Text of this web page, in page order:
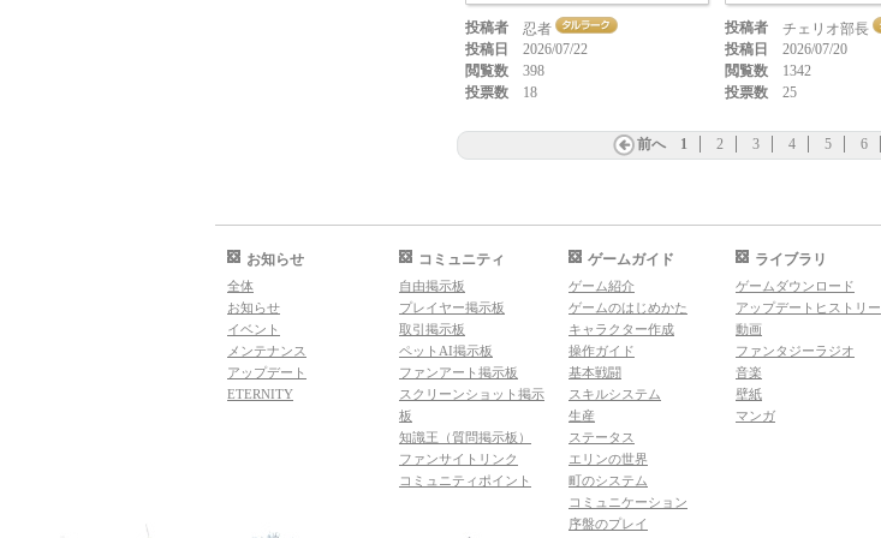
投稿者
忍者
投稿日
2026/07/22
閲覧数
398
投票数
18
投稿者
チェリオ部長
投稿日
2026/07/20
閲覧数
1342
投票数
25
前へ 1 2 3 4 5 6
お知らせ
全体
お知らせ
イベント
メンテナンス
アップデート
ETERNITY
コミュニティ
自由掲示板
プレイヤー掲示板
取引掲示板
ペットAI掲示板
ファンアート掲示板
スクリーンショット掲示
板
知識王（質問掲示板）
ファンサイトリンク
コミュニティポイント
ゲームガイド
ゲーム紹介
ゲームのはじめかた
キャラクター作成
操作ガイド
基本戦闘
スキルシステム
生産
ステータス
エリンの世界
町のシステム
コミュニケーション
序盤のプレイ
ライブラリ
ゲームダウンロード
アップデートヒストリー
動画
ファンタジーラジオ
音楽
壁紙
マンガ